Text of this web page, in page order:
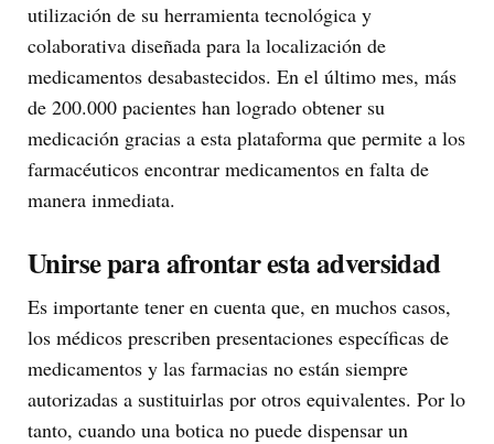
utilización de su herramienta tecnológica y
colaborativa diseñada para la localización de
medicamentos desabastecidos. En el último mes, más
de 200.000 pacientes han logrado obtener su
medicación gracias a esta plataforma que permite a los
farmacéuticos encontrar medicamentos en falta de
manera inmediata.
Unirse para afrontar esta adversidad
Es importante tener en cuenta que, en muchos casos,
los médicos prescriben presentaciones específicas de
medicamentos y las farmacias no están siempre
autorizadas a sustituirlas por otros equivalentes. Por lo
tanto, cuando una botica no puede dispensar un